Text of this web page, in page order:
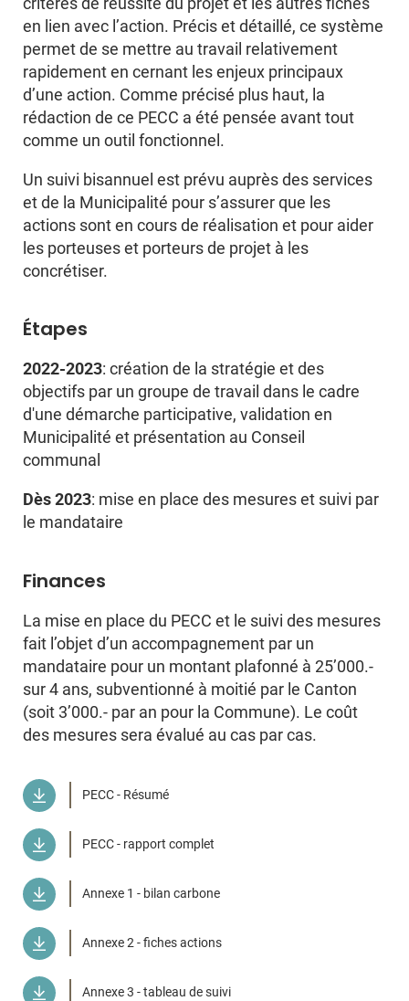
en lien avec l’action. Précis et détaillé, ce système
permet de se mettre au travail relativement
rapidement en cernant les enjeux principaux
d’une action. Comme précisé plus haut, la
rédaction de ce PECC a été pensée avant tout
comme un outil fonctionnel.
Un suivi bisannuel est prévu auprès des services
et de la Municipalité pour s’assurer que les
actions sont en cours de réalisation et pour aider
les porteuses et porteurs de projet à les
concrétiser.
Étapes
2022-2023: création de la stratégie et des
objectifs par un groupe de travail dans le cadre
d'une démarche participative, validation en
Municipalité et présentation au Conseil
communal
Dès 2023: mise en place des mesures et suivi par
le mandataire
Finances
La mise en place du PECC et le suivi des mesures
fait l’objet d’un accompagnement par un
mandataire pour un montant plafonné à 25’000.-
sur 4 ans, subventionné à moitié par le Canton
(soit 3’000.- par an pour la Commune). Le coût
des mesures sera évalué au cas par cas.
PECC - Résumé
PECC - rapport complet
Annexe 1 - bilan carbone
Annexe 2 - fiches actions
Annexe 3 - tableau de suivi